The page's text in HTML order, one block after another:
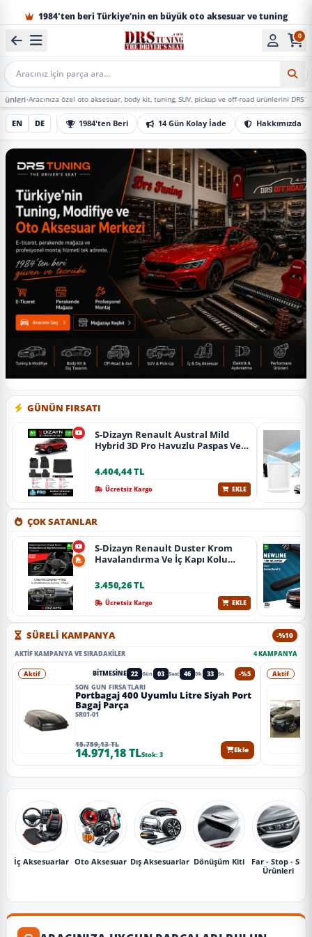
1984'ten beri Türkiye’nin en büyük oto aksesuar ve tuning
0
Mobil Arama
özel oto aksesuar, body kit, tuning, SUV, pickup ve off-road ürünlerini DRS Tuning’de
EN DE 1984'ten Beri 14 Gün Kolay İade Hakkımızda
GÜNÜN FIRSATI
S-Dizayn Renault Austral Mild
Hybrid 3D Pro Havuzlu Paspas Ve
Üzeri A+ Kalite
4.404,44 TL
Ücretsiz Kargo EKLE
ÇOK SATANLAR
S-Dizayn Renault Duster Krom
Havalandırma Ve İç Kapı Kolu
Krom) A+ Kalite
3.450,26 TL
Ücretsiz Kargo EKLE
SÜRELİ KAMPANYA -%10
AKTIF KAMPANYA VE SIRADAKILER 4 KAMPANYA
-%5
Aktif BITMESINE 22 Gün 03 Saat 46 Dk 31 Sn
SON GÜN FIRSATLARI
Portbagaj 400 Uyumlu Litre Siyah Port
Bagaj Parça
SR01-01
15.759,13 TL
14.971,18 TLStok: 3
Ekle
Aktif
İç Aksesuarlar Oto Aksesuar Dış Aksesuarlar Dönüşüm Kiti
Far - Stop - Sis
Ürünleri